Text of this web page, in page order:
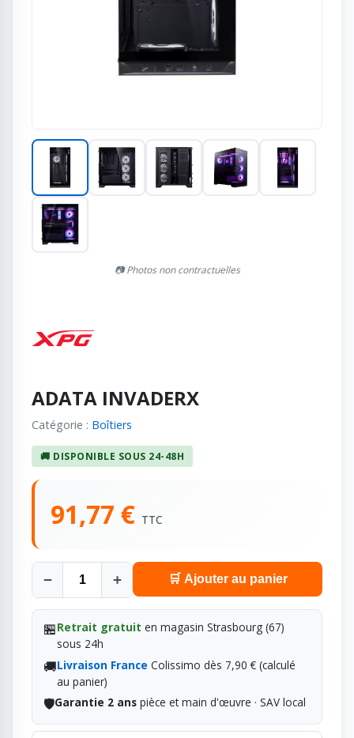
📷 Photos non contractuelles
ADATA INVADERX
Catégorie : Boîtiers
🚚 DISPONIBLE SOUS 24-48H
91,77 € TTC
− + 🛒 Ajouter au panier
🏪Retrait gratuit en magasin Strasbourg (67)
sous 24h
🚚Livraison France Colissimo dès 7,90 € (calculé
au panier)
🛡️Garantie 2 anspièce et main d'œuvre · SAV local